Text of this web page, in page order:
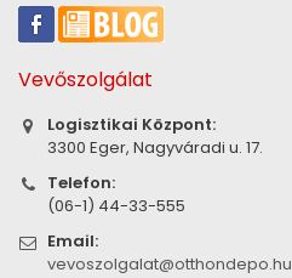
Vevőszolgálat
Logisztikai Központ:
3300 Eger, Nagyváradi u. 17.
Telefon:
(06-1) 44-33-555
Email:
vevoszolgalat@otthondepo.hu